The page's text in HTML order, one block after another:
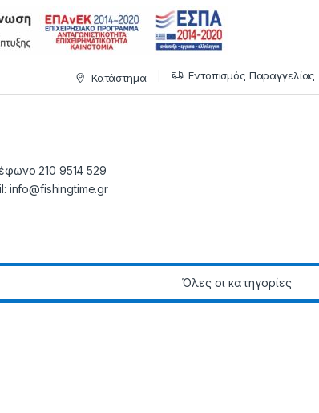
Κατάστημα Εντοπισμός Παραγγελίας
210 9514 529
info@fishingtime.gr